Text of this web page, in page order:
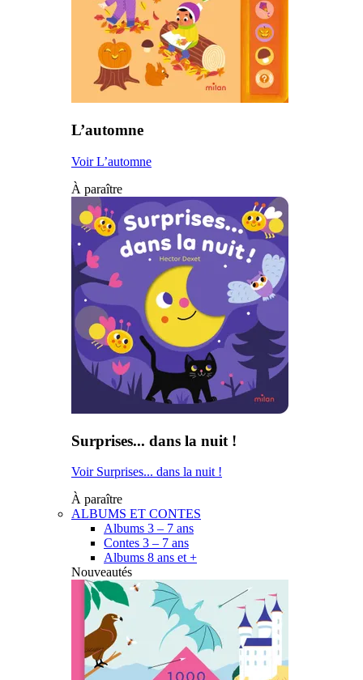
L’automne
Voir L’automne
À paraître
Surprises... dans la nuit !
Voir Surprises... dans la nuit !
À paraître
ALBUMS ET CONTES
Albums 3 – 7 ans
Contes 3 – 7 ans
Albums 8 ans et +
Nouveautés